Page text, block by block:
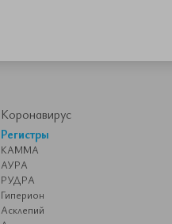
Коронавирус
Регистры
КАММА
АУРА
РУДРА
Гиперион
Асклепий